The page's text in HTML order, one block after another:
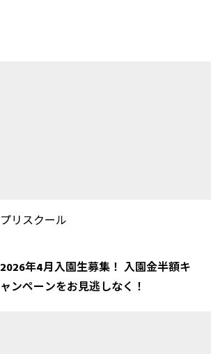
プリスクール
2026年4月入園生募集！ 入園金半額キ
ャンペーンをお見逃しなく！